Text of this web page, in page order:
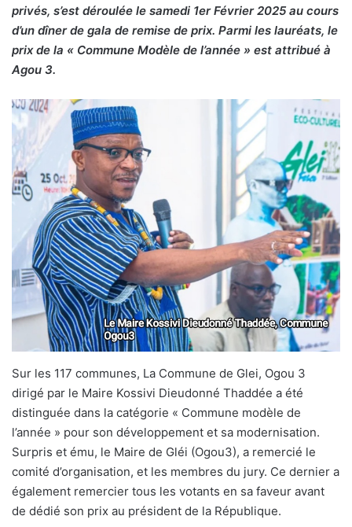
privés, s’est déroulée le samedi 1er Février 2025 au cours
d’un dîner de gala de remise de prix. Parmi les lauréats, le
prix de la « Commune Modèle de l’année » est attribué à
Agou 3.
Sur les 117 communes, La Commune de Glei, Ogou 3
dirigé par le Maire Kossivi Dieudonné Thaddée a été
distinguée dans la catégorie « Commune modèle de
l’année » pour son développement et sa modernisation.
Surpris et ému, le Maire de Gléi (Ogou3), a remercié le
comité d’organisation, et les membres du jury. Ce dernier a
également remercier tous les votants en sa faveur avant
de dédié son prix au président de la République.